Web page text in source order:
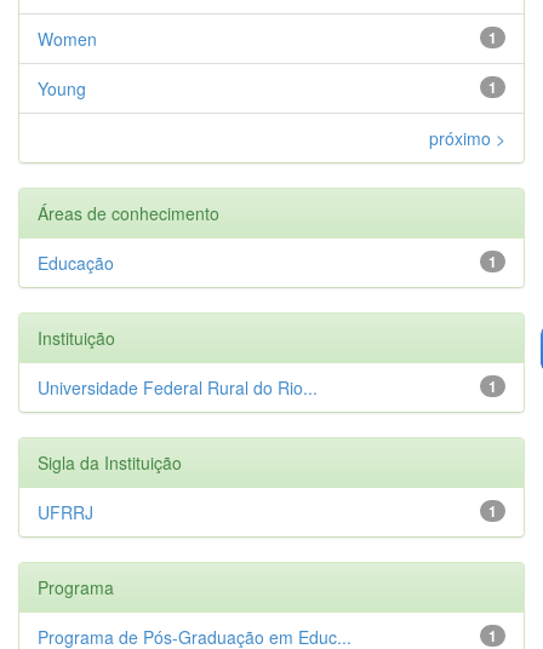
1
Women
1
Young
próximo >
Áreas de conhecimento
1
Educação
Instituição
1
Universidade Federal Rural do Rio...
Sigla da Instituição
1
UFRRJ
Programa
1
Programa de Pós-Graduação em Educ...